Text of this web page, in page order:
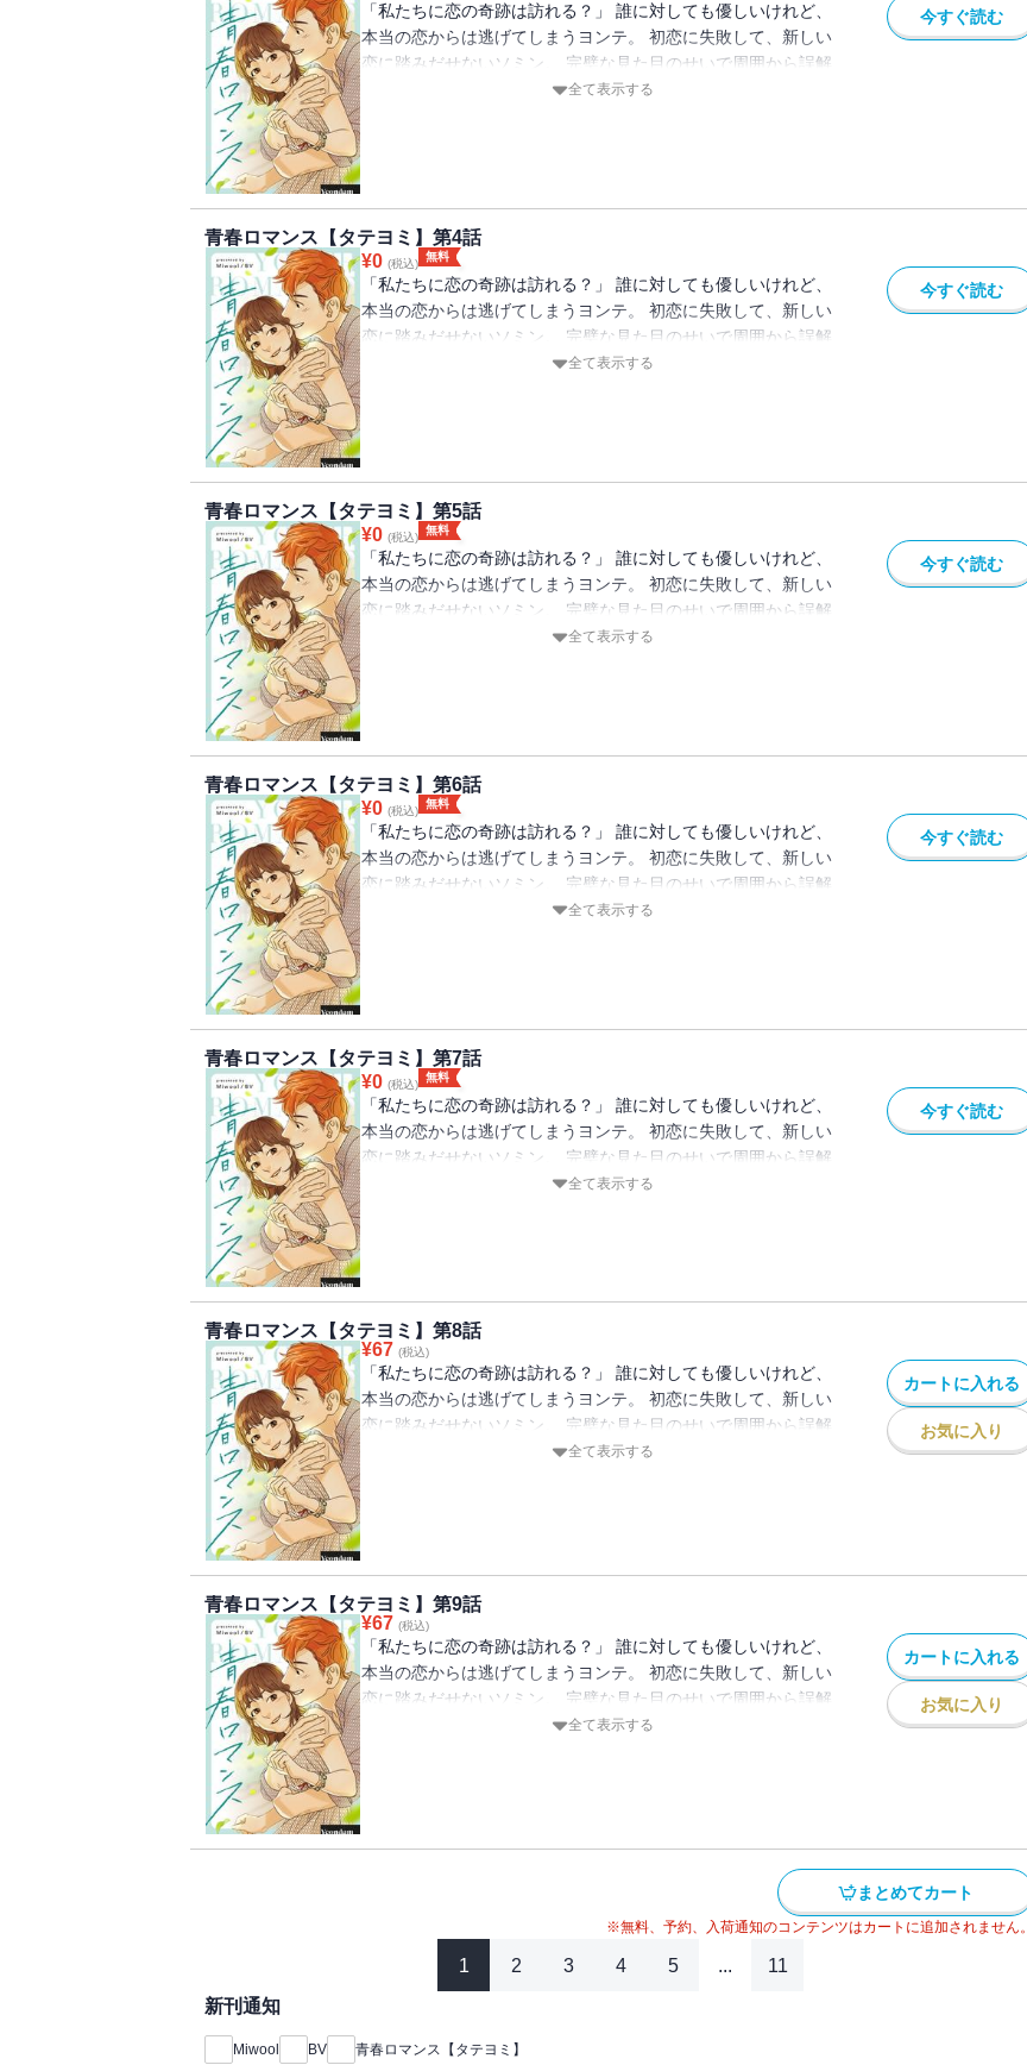
「私たちに恋の奇跡は訪れる？」 誰に対しても優しいけれど、
本当の恋からは逃げてしまうヨンテ。 初恋に失敗して、新しい
恋に踏みだせないソミン。 完璧な見た目のせいで周囲から誤解
されているヘリ。 そんなヘリの心の扉を開こうとするファウ
全て表示する
今すぐ読む
青春ロマンス【タテヨミ】第4話
¥0 (税込)
無料
「私たちに恋の奇跡は訪れる？」 誰に対しても優しいけれど、
本当の恋からは逃げてしまうヨンテ。 初恋に失敗して、新しい
恋に踏みだせないソミン。 完璧な見た目のせいで周囲から誤解
されているヘリ。 そんなヘリの心の扉を開こうとするファウ
全て表示する
今すぐ読む
青春ロマンス【タテヨミ】第5話
¥0 (税込)
無料
「私たちに恋の奇跡は訪れる？」 誰に対しても優しいけれど、
本当の恋からは逃げてしまうヨンテ。 初恋に失敗して、新しい
恋に踏みだせないソミン。 完璧な見た目のせいで周囲から誤解
されているヘリ。 そんなヘリの心の扉を開こうとするファウ
全て表示する
今すぐ読む
青春ロマンス【タテヨミ】第6話
¥0 (税込)
無料
「私たちに恋の奇跡は訪れる？」 誰に対しても優しいけれど、
本当の恋からは逃げてしまうヨンテ。 初恋に失敗して、新しい
恋に踏みだせないソミン。 完璧な見た目のせいで周囲から誤解
されているヘリ。 そんなヘリの心の扉を開こうとするファウ
全て表示する
今すぐ読む
青春ロマンス【タテヨミ】第7話
¥0 (税込)
無料
「私たちに恋の奇跡は訪れる？」 誰に対しても優しいけれど、
本当の恋からは逃げてしまうヨンテ。 初恋に失敗して、新しい
恋に踏みだせないソミン。 完璧な見た目のせいで周囲から誤解
されているヘリ。 そんなヘリの心の扉を開こうとするファウ
全て表示する
今すぐ読む
青春ロマンス【タテヨミ】第8話
¥67 (税込)
「私たちに恋の奇跡は訪れる？」 誰に対しても優しいけれど、
本当の恋からは逃げてしまうヨンテ。 初恋に失敗して、新しい
恋に踏みだせないソミン。 完璧な見た目のせいで周囲から誤解
されているヘリ。 そんなヘリの心の扉を開こうとするファウ
全て表示する
カートに入れる
お気に入り
青春ロマンス【タテヨミ】第9話
¥67 (税込)
「私たちに恋の奇跡は訪れる？」 誰に対しても優しいけれど、
本当の恋からは逃げてしまうヨンテ。 初恋に失敗して、新しい
恋に踏みだせないソミン。 完璧な見た目のせいで周囲から誤解
されているヘリ。 そんなヘリの心の扉を開こうとするファウ
全て表示する
カートに入れる
お気に入り
まとめてカート
※無料、予約、入荷通知のコンテンツはカートに追加されません。
1 2 3 4 5 ... 11
新刊通知
Miwool BV 青春ロマンス【タテヨミ】